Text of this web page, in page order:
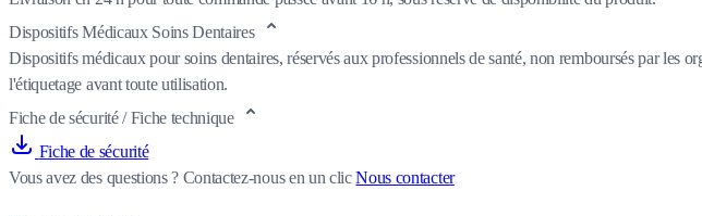
Dispositifs Médicaux Soins Dentaires
Dispositifs médicaux pour soins dentaires, réservés aux professionnels de santé, non remboursés par les
l'étiquetage avant toute utilisation.
Fiche de sécurité / Fiche technique
Fiche de sécurité
Vous avez des questions ? Contactez-nous en un clicNous contacter